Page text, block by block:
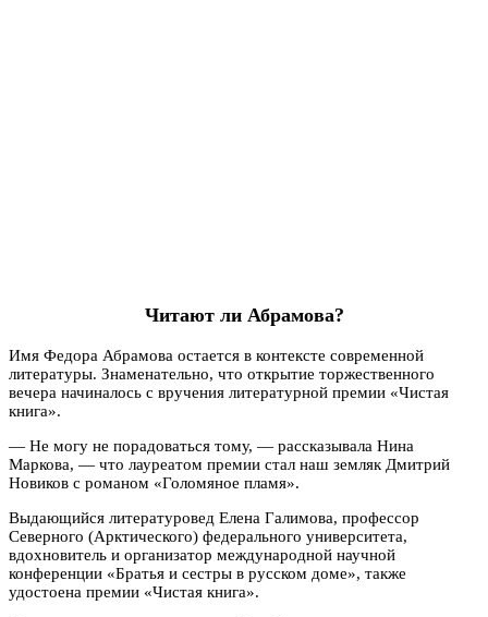
Читают ли Абрамова?
Имя Федора Абрамова остается в контексте современной
литературы. Знаменательно, что открытие торжественного
вечера начиналось с вручения литературной премии «Чистая
книга».
— Не могу не порадоваться тому, — рассказывала Нина
Маркова, — что лауреатом премии стал наш земляк Дмитрий
Новиков с романом «Голомяное пламя».
Выдающийся литературовед Елена Галимова, профессор
Северного (Арктического) федерального университета,
вдохновитель и организатор международной научной
конференции «Братья и сестры в русском доме», также
удостоена премии «Чистая книга».